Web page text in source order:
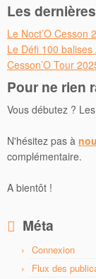
Les
Le Noct’O Cesson
Le Défi 100 balises
Cesson’O Tour
Pour ne rien
Vous débutez ?
N'hésitez pas à
complémentaire.
A bientôt !
Méta
Connexion
Flux des